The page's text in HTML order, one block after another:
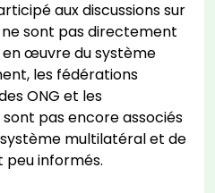
aux discussions sur
ne sont pas directement
en œuvre du système
les fédérations
ONG et les
pas encore associés
multilatéral et de
peu informés.